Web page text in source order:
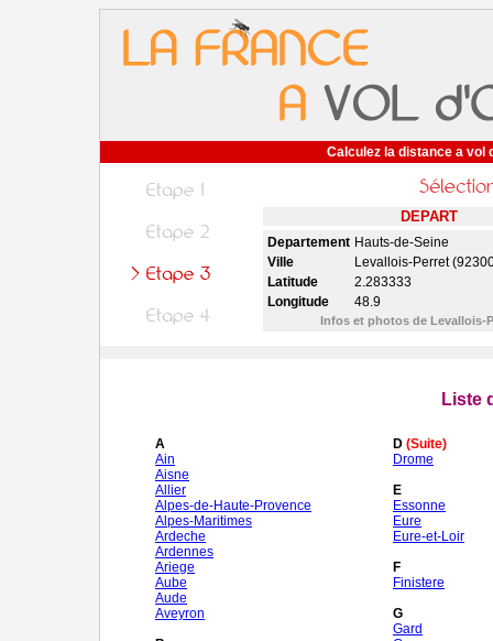
Calculez la distance a vol
DEPART
Departement Hauts-de-Seine
Ville
Levallois-Perret
Latitude
2.283333
Longitude
48.9
Infos et photos de Levallois-
Liste
A
Ain
Aisne
Allier
Alpes-de-Haute-Provence
Alpes-Maritimes
Ardeche
Ardennes
Ariege
Aube
Aude
Aveyron
D (Suite)
Drome
E
Essonne
Eure
Eure-et-Loir
F
Finistere
G
Gard